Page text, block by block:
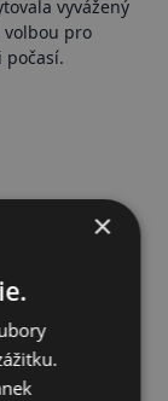
vyvážený
volbou pro
počasí.
směs Chili
přilnavost
pomáhají
aquaplaningu.
×